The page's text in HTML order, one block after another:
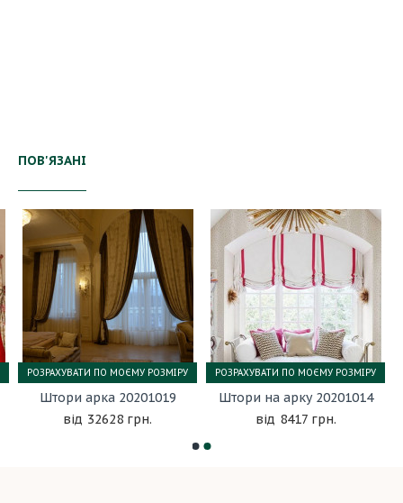
ПОВ'ЯЗАНІ
Штори арка 20201019
32628 грн.
РОЗРАХУВАТИ ПО МОЄМУ РОЗМІРУ
Штори на арку 20201014
8417 грн.
РОЗРАХУВАТИ ПО МОЄМУ РОЗМІРУ